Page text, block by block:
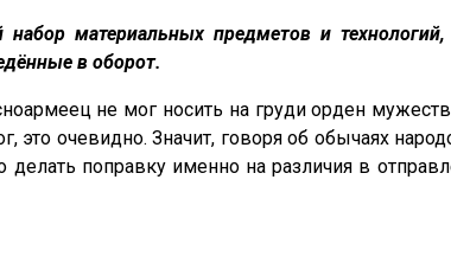
материальных предметов и
в оборот.
не мог носить на груди орден
очевидно. Значит, говоря об обычаях
поправку именно на различия в